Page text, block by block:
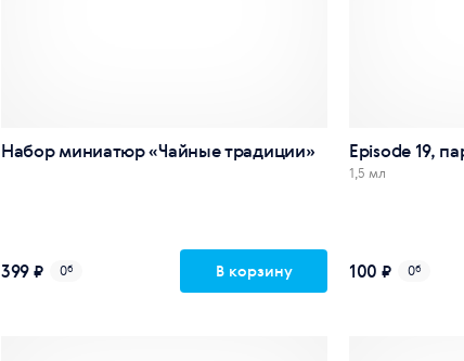
Набор миниатюр «Чайные традиции»
399 ₽ 0б В корзину
Episode 19,
1,5 мл
100 ₽ 0б